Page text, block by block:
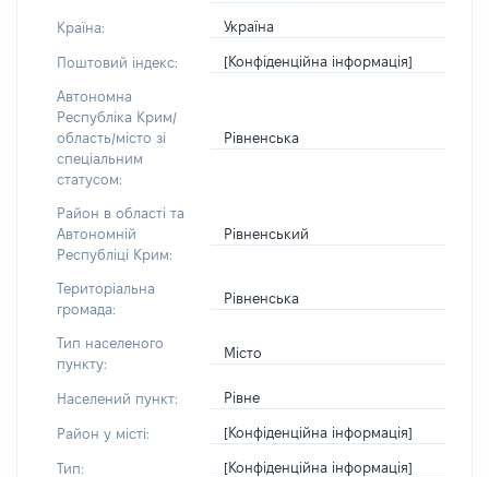
Країна: Україна
Поштовий індекс: [Конфіденційна інформація]
Автономна
Республіка Крим/
область/місто зі
спеціальним
статусом:
Рівненська
Район в області та
Автономній
Республіці Крим:
Рівненський
Територіальна
громада:
Рівненська
Тип населеного
пункту:
Місто
Населений пункт: Рівне
Район у місті: [Конфіденційна інформація]
Тип: [Конфіденційна інформація]